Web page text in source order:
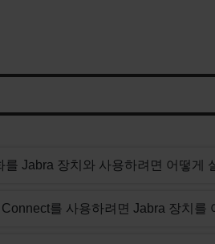
를 Jabra 장치와 사용하려면 어떻게
를 사용하려면 Jabra 장치를